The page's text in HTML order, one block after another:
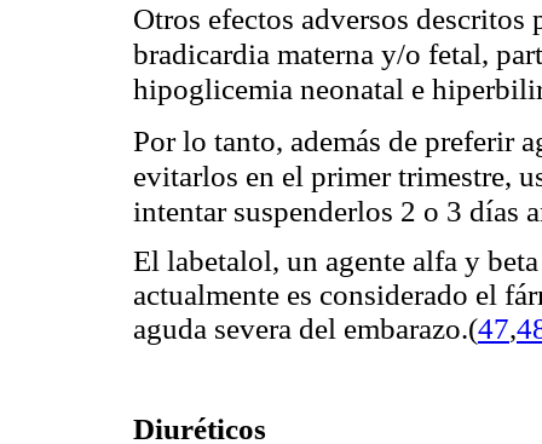
Otros efectos adversos
bradicardia materna y/o fetal,
hipoglicemia neonatal e
Por lo tanto, además de preferir
evitarlos en el primer trimestre,
intentar suspenderlos 2 o 3 días
El labetalol, un agente alfa y
actualmente es considerado el
aguda severa del embarazo.(47,
Diuréticos